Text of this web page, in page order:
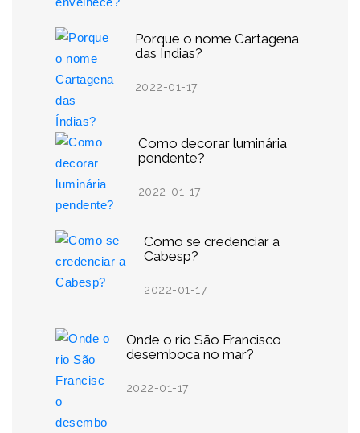
Porque o nome Cartagena
das Índias?
2022-01-17
Como decorar luminária
pendente?
2022-01-17
Como se credenciar a
Cabesp?
2022-01-17
Onde o rio São Francisco
desemboca no mar?
2022-01-17